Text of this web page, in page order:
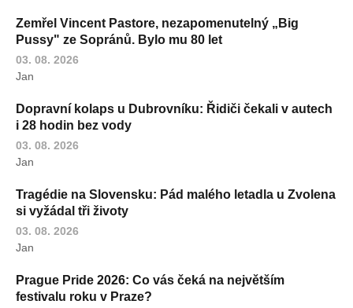
Zemřel Vincent Pastore, nezapomenutelný „Big
Pussy" ze Sopránů. Bylo mu 80 let
03. 08. 2026
Jan
Dopravní kolaps u Dubrovníku: Řidiči čekali v autech
i 28 hodin bez vody
03. 08. 2026
Jan
Tragédie na Slovensku: Pád malého letadla u Zvolena
si vyžádal tři životy
03. 08. 2026
Jan
Prague Pride 2026: Co vás čeká na největším
festivalu roku v Praze?